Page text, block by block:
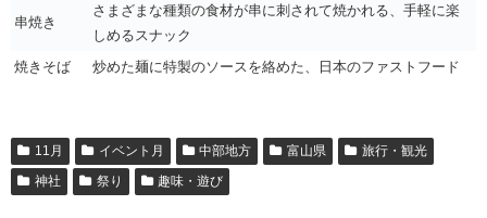
串焼き
さまざまな種類の食材が串に刺されて焼かれる、手軽に楽
しめるスナック
焼きそば
炒めた麺に特製のソースを絡めた、日本のファストフード
11月 イベント月 中部地方 富山県
旅行・観光
神社
祭り 趣味・遊び